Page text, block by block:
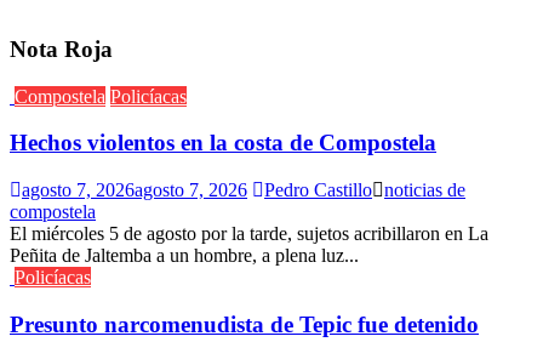
Nota Roja
Compostela Policíacas
Hechos violentos en la costa de Compostela
agosto 7, 2026agosto 7, 2026 Pedro Castillo noticias de
compostela
El miércoles 5 de agosto por la tarde, sujetos acribillaron en La
Peñita de Jaltemba a un hombre, a plena luz...
Policíacas
Presunto narcomenudista de Tepic fue detenido